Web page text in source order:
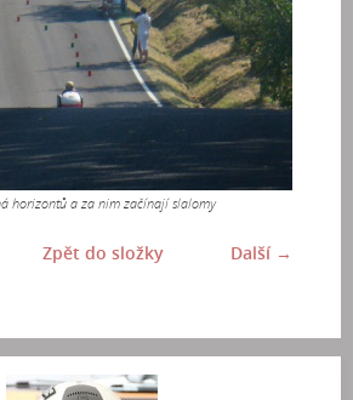
horizontů a za nim začínají slalomy
Další →
Zpět do složky